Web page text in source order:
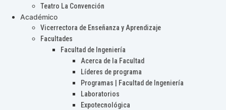
Teatro La Convención
Académico
Vicerrectora de Enseñanza y Aprendizaje
Facultades
Facultad de Ingeniería
Acerca de la Facultad
Líderes de programa
Programas | Facultad de Ingeniería
Laboratorios
Expotecnológica